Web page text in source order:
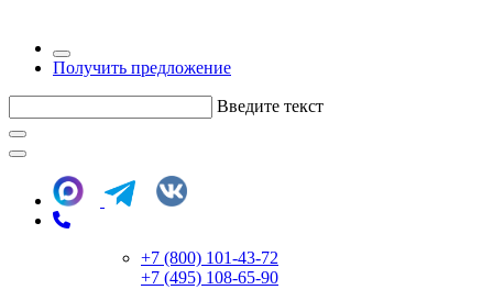
Получить предложение
Введите текст
+7 (800) 101-43-72
+7 (495) 108-65-90